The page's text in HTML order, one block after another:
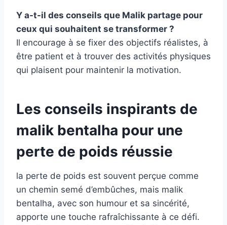
Y a-t-il des conseils que Malik partage pour
ceux qui souhaitent se transformer ?
Il encourage à se fixer des objectifs réalistes, à
être patient et à trouver des activités physiques
qui plaisent pour maintenir la motivation.
Les conseils inspirants de
malik bentalha pour une
perte de poids réussie
la perte de poids est souvent perçue comme
un chemin semé d’embûches, mais malik
bentalha, avec son humour et sa sincérité,
apporte une touche rafraîchissante à ce défi.